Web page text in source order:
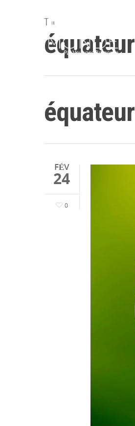
Tag
équateur
équateur
FÉV
24
0